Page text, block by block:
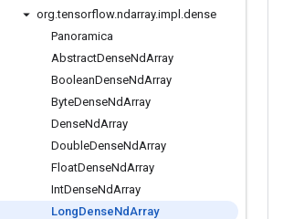
org.tensorflow.ndarray.impl .dense
Panoramica
AbstractDenseNdArray
BooleanDenseNdArray
ByteDenseNdArray
DenseNdArray
DoubleDenseNdArray
FloatDenseNdArray
IntDenseNdArray
LongDenseNdArray